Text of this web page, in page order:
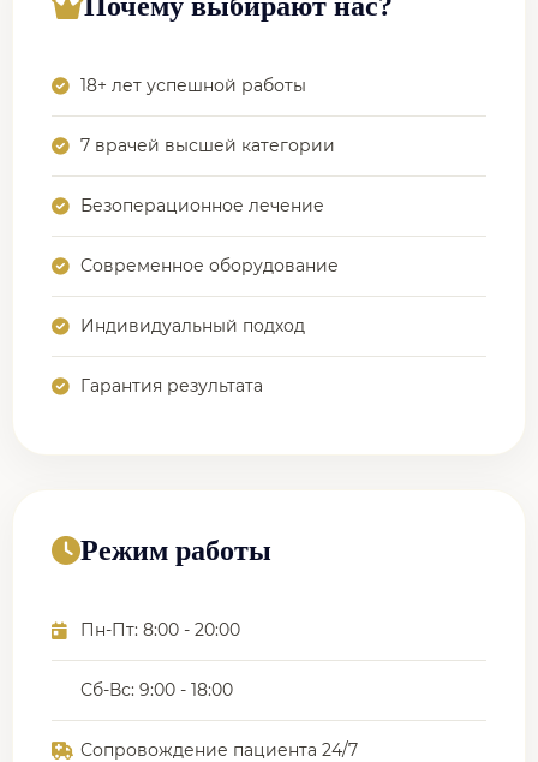
18+ лет успешной работы
7 врачей высшей категории
Безоперационное лечение
Современное оборудование
Индивидуальный подход
Гарантия результата
Режим работы
Пн-Пт: 8:00 - 20:00
Сб-Вс: 9:00 - 18:00
Сопровождение пациента 24/7